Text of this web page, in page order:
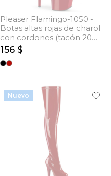
Pleaser Flamingo-1050 -
Botas altas rojas de charol
con cordones (tacón 20
cm)
156 $
Nuevo